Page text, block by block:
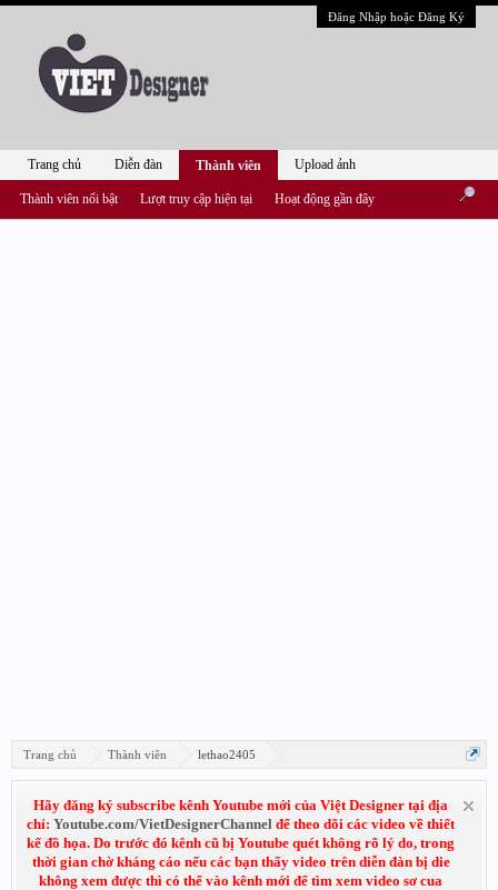
Đăng Nhập hoặc Đăng Ký
Trang chủ Thành viên lethao2405
Hãy đăng ký subscribe kênh Youtube mới của Việt Designer tại địa
chỉ: Youtube.com/VietDesignerChannel để theo dõi các video về thiết
kế đồ họa. Do trước đó kênh cũ bị Youtube quét không rõ lý do, trong
thời gian chờ kháng cáo nếu các bạn thấy video trên diễn đàn bị die
không xem được thì có thể vào kênh mới để tìm xem video sơ cua
Trang chủ Diễn đàn Thành viên
Thành viên nổi bật Lượt truy cập hiện tại Hoạt động gần đây
Upload ảnh